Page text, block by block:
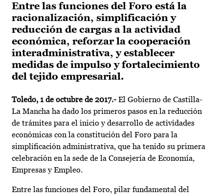
Entre las funciones del Foro está la
racionalización, simplificación y
reducción de cargas a la actividad
económica, reforzar la cooperación
interadministrativa, y establecer
medidas de impulso y fortalecimiento
del tejido empresarial.
Toledo, 1 de octubre de 2017.- El Gobierno de Castilla-
La Mancha ha dado los primeros pasos en la reducción
de trámites para el inicio y desarrollo de actividades
económicas con la constitución del Foro para la
simplificación administrativa, que ha tenido su primera
celebración en la sede de la Consejería de Economía,
Empresas y Empleo.
Entre las funciones del Foro, pilar fundamental del